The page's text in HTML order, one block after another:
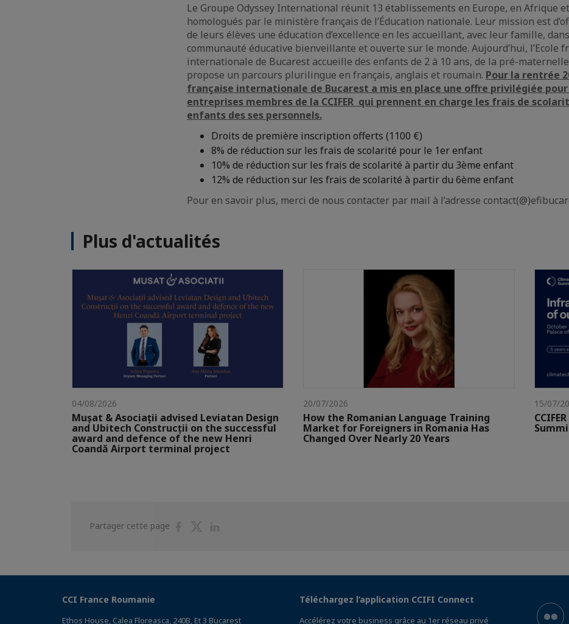
Le Groupe Odyssey International réunit 13 établissements en Europe, en Afrique
homologués par le ministère français de l’Éducation nationale. Leur mission est
de leurs élèves une éducation d’excellence en les accueillant, avec leur famille,
communauté éducative bienveillante et ouverte sur le monde. Aujourd’hui, l’Ecole
internationale de Bucarest accueille des enfants de 2 à 10 ans, de la pré-
propose un parcours plurilingue en français, anglais et roumain. Pour la rentrée
française internationale de Bucarest a mis en place une offre privilégiée
entreprises membres de la CCIFER qui prennent en charge les frais de
enfants des ses personnels.
Droits de première inscription offerts (1100 €)
8% de réduction sur les frais de scolarité pour le 1er enfant
10% de réduction sur les frais de scolarité à partir du 3ème enfant
12% de réduction sur les frais de scolarité à partir du 6ème enfant
Pour en savoir plus, merci de nous contacter par mail à l’adresse
Plus d'actualités
04/08/2026
Mușat & Asociații advised Leviatan Design
and Ubitech Construcții on the successful
award and defence of the new Henri
Coandă Airport terminal project
20/07/2026
How the Romanian Language Training
Market for Foreigners in Romania Has
Changed Over Nearly 20 Years
15/07/
Partager cette page
PartagerPartager
CCI France Roumanie
Ethos House, Calea Floreasca, 240B, Et 3 Bucarest
Téléchargez l’application CCIFI Connect
Accélérez votre business grâce au 1er réseau privé